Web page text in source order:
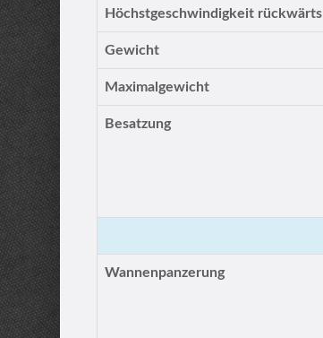
Höchstgeschwindigkeit rückwärts
Gewicht
Maximalgewicht
Besatzung
Wannenpanzerung